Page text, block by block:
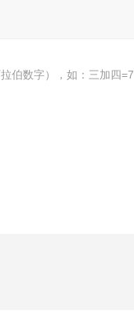
伯数字），如：三加四=7